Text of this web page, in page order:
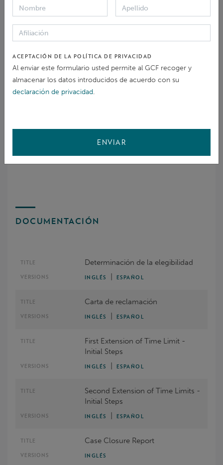
NATURALEZA DEL PERJUICIO PLANTEADO
Stakeholder Consultations
Environmental and Social Safeguards
DOCUMENTACIÓN
Determinación de la elegibilidad
INGLÉS ESPAÑOL
Carta de reclamación
INGLÉS ESPAÑOL
First Extension of Time Limit -
Initial Steps
INGLÉS ESPAÑOL
Second Extension of Time Limits -
Initial Steps
INGLÉS ESPAÑOL
Case Closure Report
INGLÉS
ACEPTACIÓN DE LA POLÍTICA DE PRIVACIDAD
Al enviar este formulario usted permite al GCF recoger y
almacenar los datos introducidos de acuerdo con su
declaración de privacidad.
ENVIAR